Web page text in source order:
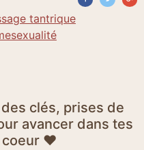
tantrique
sexualité
clés, prises de
avancer dans tes
coeur ♥